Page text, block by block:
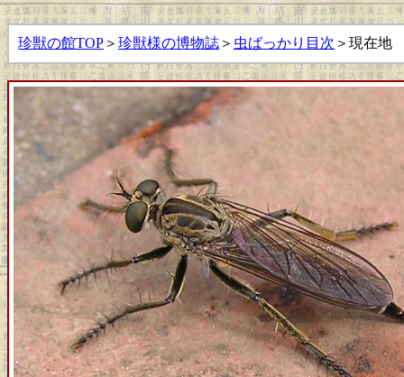
珍獣の館TOP ＞ 珍獣様の博物誌 ＞ 虫ばっかり目次 ＞現在地